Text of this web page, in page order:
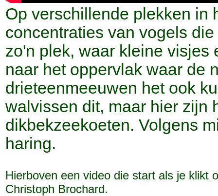
Op verschillende plekken in
concentraties van vogels
zo'n plek, waar kleine visjes
naar het oppervlak waar de
drieteenmeeuwen het ook
walvissen dit, maar hier zijn
dikbekzeekoeten. Volgens
haring.
Hierboven een video die start als je klikt
Christoph Brochard.